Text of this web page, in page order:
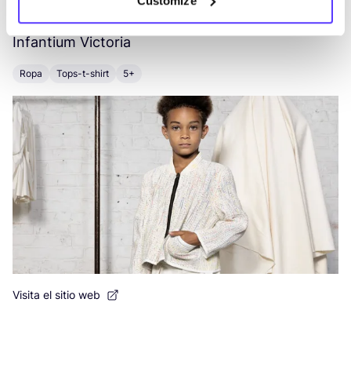
Infantium Victoria
Ropa Tops-t-shirt 5+
Visita el sitio web